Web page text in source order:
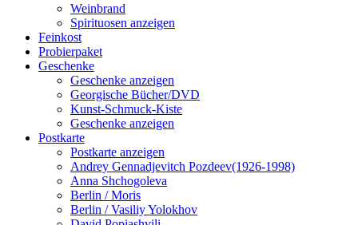
Weinbrand
Spirituosen anzeigen
Feinkost
Probierpaket
Geschenke
Geschenke anzeigen
Georgische Bücher/DVD
Kunst-Schmuck-Kiste
Geschenke anzeigen
Postkarte
Postkarte anzeigen
Andrey Gennadjevitch Pozdeev(1926-1998)
Anna Shchogoleva
Berlin / Moris
Berlin / Vasiliy Yolokhov